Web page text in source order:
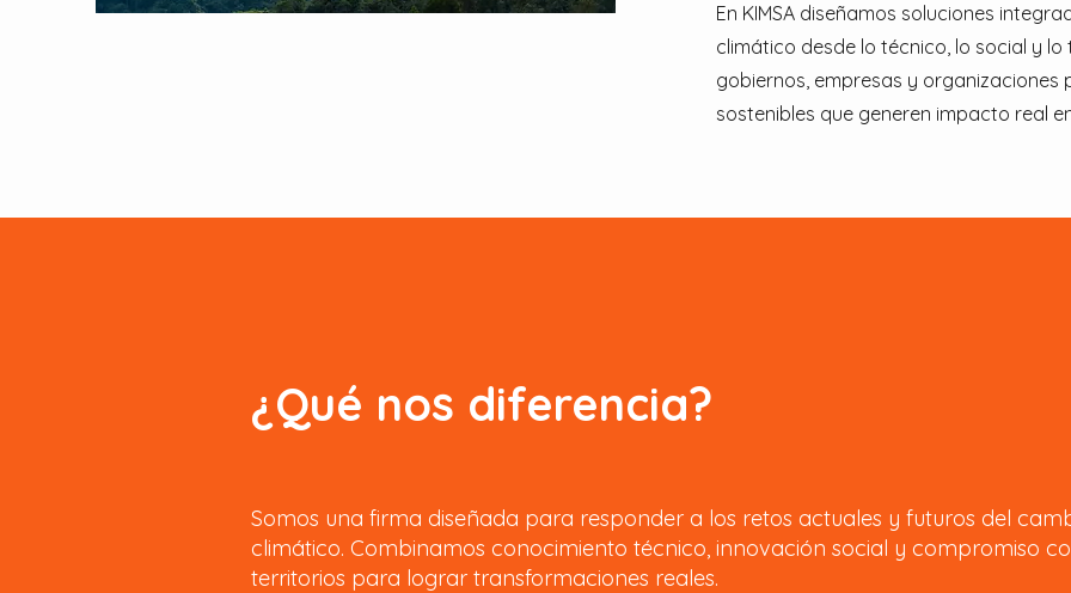
En KIMSA diseñamos soluciones
climático desde lo técnico, lo social y
gobiernos, empresas y
sostenibles que generen impacto real
¿Qué nos diferencia?
Somos una firma diseñada para responder a los retos actuales y futuros del
climático. Combinamos conocimiento técnico, innovación social y compromiso
territorios para lograr transformaciones reales.